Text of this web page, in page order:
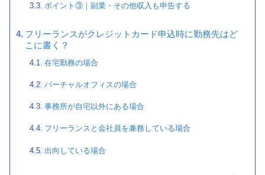
ポイント③｜副業・その他収入も申告する
フリーランスがクレジットカード申込時に勤務先はど
こに書く？
在宅勤務の場合
バーチャルオフィスの場合
事務所が自宅以外にある場合
フリーランスと会社員を兼務している場合
出向している場合